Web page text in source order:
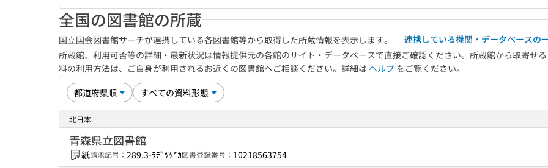
全国の図書館の所蔵
国立国会図書館サーチが連携している各図書館等から取得した所蔵情報を表示します。
連携している機関・データベースの
所蔵館、利用可否等の詳細・最新状況は情報提供元の各館のサイト・データベースで直接ご確認ください。所蔵館から取寄せ
料の利用方法は、ご自身が利用されるお近くの図書館へご相談ください。詳細は ヘルプ をご覧ください。
北日本
青森県立図書館
紙請求記号： 289.3-ﾗﾃﾞﾂｸ*ｶ図書登録番号： 10218563754